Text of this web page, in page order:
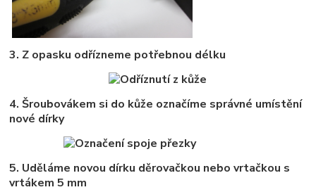
3. Z opasku odřízneme potřebnou délku
4. Šroubovákem si do kůže označíme správné umístění
nové dírky
5. Uděláme novou dírku děrovačkou nebo vrtačkou s
vrtákem 5 mm